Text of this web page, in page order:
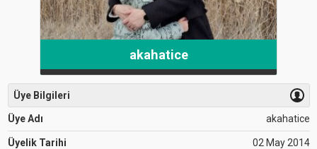
akahatice
Üye Bilgileri
Üye Adı akahatice
Üyelik Tarihi 02 May 2014